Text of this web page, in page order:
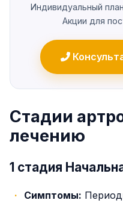
Индивидуальный
Акции для
Стадии
лечению
1 стадия
Симптомы: